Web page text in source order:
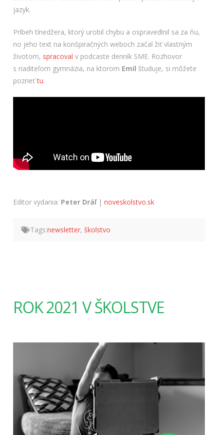
jazyk.
Príbeh tínedžera, ktorý urobil chybu a ospravedlnil sa za ňu,
no jeho text na konšpiračných weboch začal žiť vlastným
životom, spracoval v podcaste denník SME. Rozhovor
s riaditeľom gymnázia, na ktorom Emil študuje, si môžete
pozrieťtu.
Editor vydania: Peter Dráľ| noveskolstvo.sk
Tags:newsletter,školstvo
ROK 2021 V ŠKOLSTVE